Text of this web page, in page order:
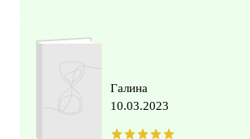
Галина
10.03.2023